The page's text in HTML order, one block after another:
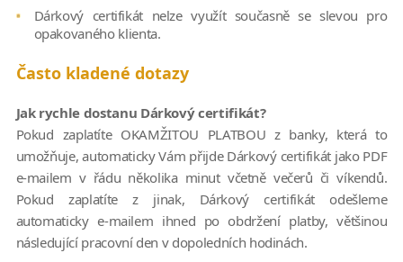
Dárkový certifikát nelze využít současně se slevou pro
opakovaného klienta.
Často kladené dotazy
Jak rychle dostanu Dárkový certifikát?
Pokud zaplatíte OKAMŽITOU PLATBOU z banky, která to
umožňuje, automaticky Vám přijde Dárkový certifikát jako PDF
e-mailem v řádu několika minut včetně večerů či víkendů.
Pokud zaplatíte z jinak, Dárkový certifikát odešleme
automaticky e-mailem ihned po obdržení platby, většinou
následující pracovní den v dopoledních hodinách.